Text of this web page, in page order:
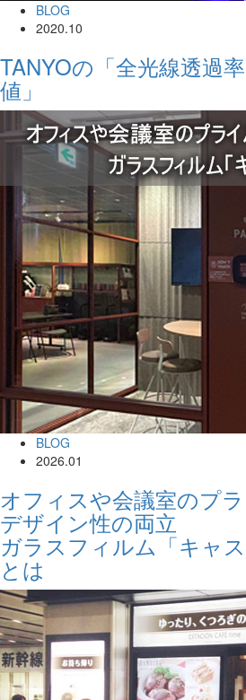
BLOG
2020.10
TANYOの「全光線透過
値」
BLOG
2026.01
オフィスや会議室のプ
デザイン性の両立
ガラスフィルム「キャ
とは